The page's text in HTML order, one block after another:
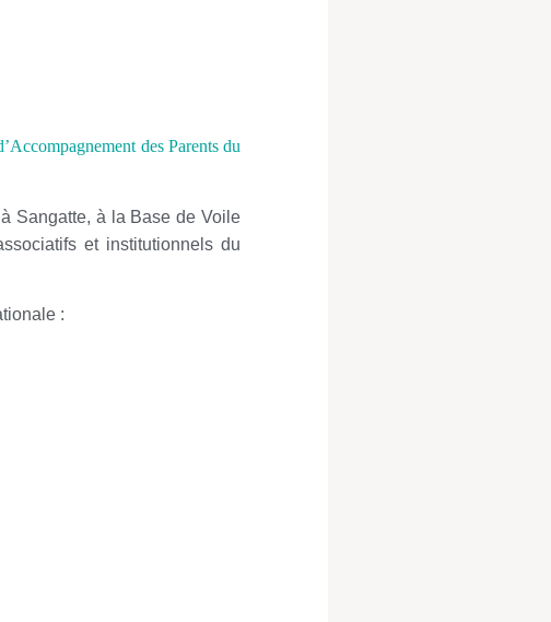
des Parents du
Sangatte, à la Base de Voile
et institutionnels du
: